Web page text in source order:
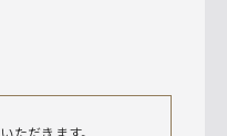
だきます。